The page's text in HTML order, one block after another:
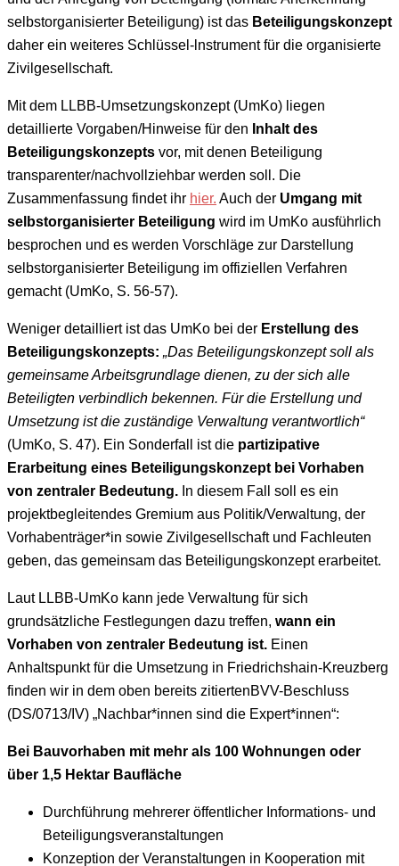
selbstorganisierter Beteiligung) ist das Beteiligungskonzept
daher ein weiteres Schlüssel-lnstrument für die organisierte
Zivilgesellschaft.
Mit dem LLBB-Umsetzungskonzept (UmKo) liegen
detaillierte Vorgaben/Hinweise für den Inhalt des
Beteiligungskonzepts vor, mit denen Beteiligung
transparenter/nachvollziehbar werden soll. Die
Zusammenfassung findet ihr hier. Auch der Umgang mit
selbstorganisierter Beteiligung wird im UmKo ausführlich
besprochen und es werden Vorschläge zur Darstellung
selbstorganisierter Beteiligung im offiziellen Verfahren
gemacht (UmKo, S. 56-57).
Weniger detailliert ist das UmKo bei der Erstellung des
Beteiligungskonzepts: „Das Beteiligungskonzept soll als
gemeinsame Arbeitsgrundlage dienen, zu der sich alle
Beteiligten verbindlich bekennen. Für die Erstellung und
Umsetzung ist die zuständige Verwaltung verantwortlich“
(UmKo, S. 47). Ein Sonderfall ist die partizipative
Erarbeitung eines Beteiligungskonzept bei Vorhaben
von zentraler Bedeutung. In diesem Fall soll es ein
projektbegleitendes Gremium aus Politik/Verwaltung, der
Vorhabenträger*in sowie Zivilgesellschaft und Fachleuten
geben, das gemeinsam das Beteiligungskonzept erarbeitet.
Laut LLBB-UmKo kann jede Verwaltung für sich
grundsätzliche Festlegungen dazu treffen, wann ein
Vorhaben von zentraler Bedeutung ist. Einen
Anhaltspunkt für die Umsetzung in Friedrichshain-Kreuzberg
finden wir in dem oben bereits zitiertenBVV-Beschluss
(DS/0713/IV) „Nachbar*innen sind die Expert*innen“:
Bei Bauvorhaben mit mehr als 100 Wohnungen oder
über 1,5 Hektar Baufläche
Durchführung mehrerer öffentlicher Informations- und
Beteiligungsveranstaltungen
Konzeption der Veranstaltungen in Kooperation mit